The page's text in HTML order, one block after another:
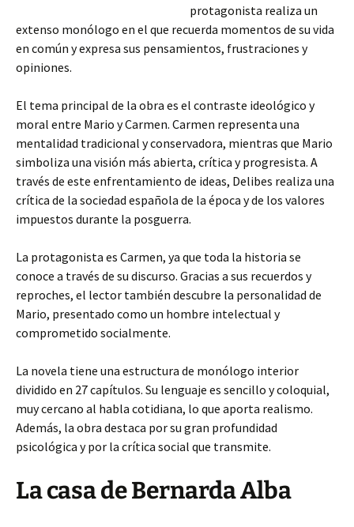
protagonista realiza un
extenso monólogo en el que recuerda momentos de su vida
en común y expresa sus pensamientos, frustraciones y
opiniones.
El tema principal de la obra es el contraste ideológico y
moral entre Mario y Carmen. Carmen representa una
mentalidad tradicional y conservadora, mientras que Mario
simboliza una visión más abierta, crítica y progresista. A
través de este enfrentamiento de ideas, Delibes realiza una
crítica de la sociedad española de la época y de los valores
impuestos durante la posguerra.
La protagonista es Carmen, ya que toda la historia se
conoce a través de su discurso. Gracias a sus recuerdos y
reproches, el lector también descubre la personalidad de
Mario, presentado como un hombre intelectual y
comprometido socialmente.
La novela tiene una estructura de monólogo interior
dividido en 27 capítulos. Su lenguaje es sencillo y coloquial,
muy cercano al habla cotidiana, lo que aporta realismo.
Además, la obra destaca por su gran profundidad
psicológica y por la crítica social que transmite.
La casa de Bernarda Alba